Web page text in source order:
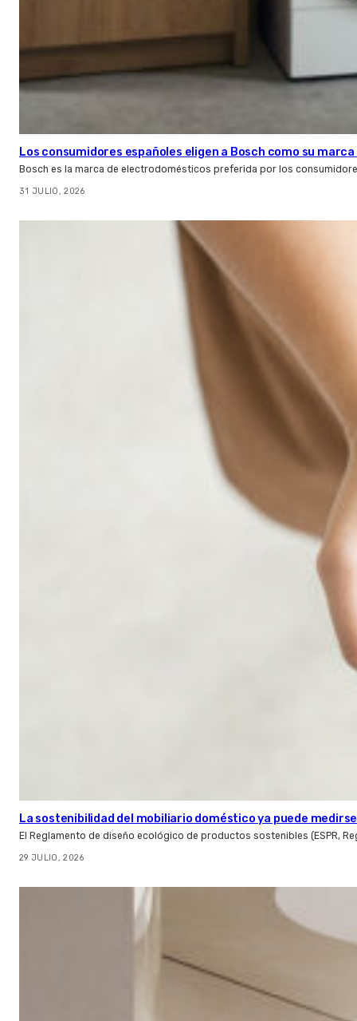
Los consumidores españoles eligen a Bosch como su
Bosch es la marca de electrodomésticos preferida por los
31 JULIO, 2026
La sostenibilidad del mobiliario doméstico ya puede
El Reglamento de diseño ecológico de productos sostenibles (ESPR,
29 JULIO, 2026